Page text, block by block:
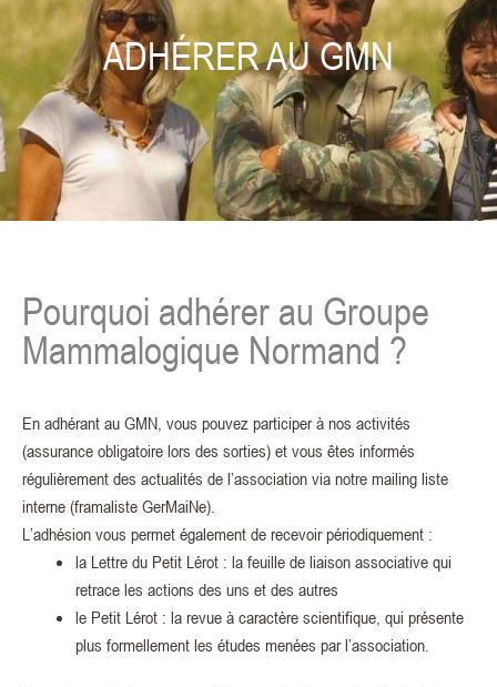
ADHÉRER AU GMN
Pourquoi adhérer au Groupe
Mammalogique Normand ?
En adhérant au GMN, vous pouvez participer à nos activités
(assurance obligatoire lors des sorties) et vous êtes informés
régulièrement des actualités de l’association via notre mailing liste
interne (framaliste GerMaiNe).
L’adhésion vous permet également de recevoir périodiquement :
la Lettre du Petit Lérot : la feuille de liaison associative qui
retrace les actions des uns et des autres
le Petit Lérot : la revue à caractère scientifique, qui présente
plus formellement les études menées par l’association.